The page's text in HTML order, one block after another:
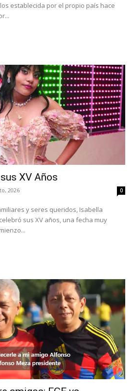
establecida por el propio país hace
XV Años
2026 0
y seres queridos, Isabella
sus XV años, una fecha muy